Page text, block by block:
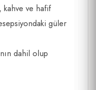
kahve ve hafif
güler
dahil olup